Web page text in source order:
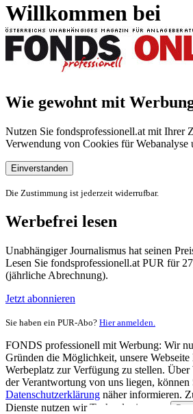
Willkommen bei
Wie gewohnt mit
Nutzen Sie fondsprofessionell.at mit Ihrer
Verwendung von Cookies für Webanalyse
Einverstanden
Die Zustimmung ist jederzeit widerrufbar.
Werbefrei lesen
Unabhängiger Journalismus hat seinen
Lesen Sie fondsprofessionell.at PUR für
(jährliche Abrechnung).
Jetzt abonnieren
Sie haben ein PUR-Abo? Hier anmelden.
FONDS professionell mit Werbung: Wir
Gründen die Möglichkeit, unsere
Werbeplatz zur Verfügung zu stellen. Über
der Verantwortung von uns liegen, können
Datenschutzerklärung näher informieren.
Dienste nutzen wir Technologien von